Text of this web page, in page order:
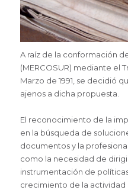
A raíz de la conformación
(MERCOSUR) mediante el
Marzo de 1991, se decidió
ajenos a dicha propuesta.
El reconocimiento de la
en la búsqueda de
documentos y la
como la necesidad de
instrumentación de
crecimiento de la actividad